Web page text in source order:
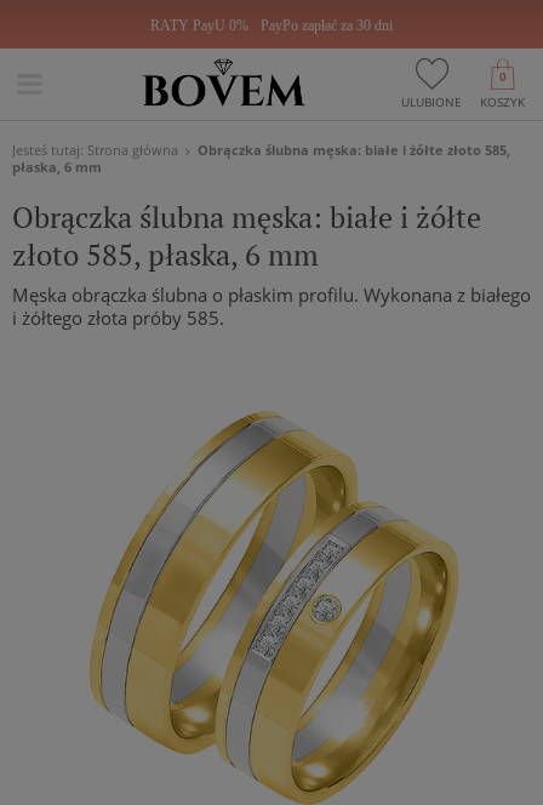
RATY PayU 0% PayPo zapłać za 30 dni
ULUBIONE KOSZYK
0
Jesteś tutaj: Strona główna
Obrączka ślubna męska: białe i żółte złoto 585,
płaska, 6 mm
Obrączka ślubna męska: białe i żółte
złoto 585, płaska, 6 mm
Męska obrączka ślubna o płaskim profilu. Wykonana z białego
i żółtego złota próby 585.